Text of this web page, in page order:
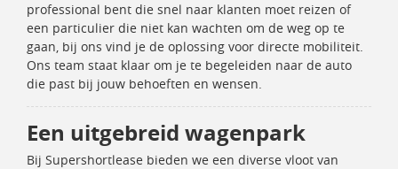
professional bent die snel naar klanten moet reizen of
een particulier die niet kan wachten om de weg op te
gaan, bij ons vind je de oplossing voor directe mobiliteit.
Ons team staat klaar om je te begeleiden naar de auto
die past bij jouw behoeften en wensen.
Een uitgebreid wagenpark
Bij Supershortlease bieden we een diverse vloot van